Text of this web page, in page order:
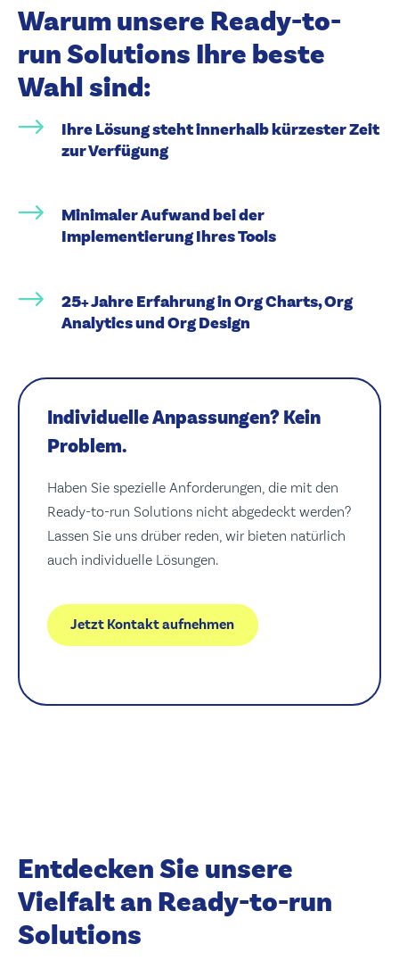
Warum unsere Ready-to-
run Solutions Ihre beste
Wahl sind:
Ihre Lösung steht innerhalb kürzester Zeit
zur Verfügung
Minimaler Aufwand bei der
Implementierung Ihres Tools
25+ Jahre Erfahrung in Org Charts, Org
Analytics und Org Design
Individuelle Anpassungen? Kein
Problem.
Haben Sie spezielle Anforderungen, die mit den
Ready-to-run Solutions nicht abgedeckt werden?
Lassen Sie uns drüber reden, wir bieten natürlich
auch individuelle Lösungen.
Jetzt Kontakt aufnehmen
Entdecken Sie unsere
Vielfalt an Ready-to-run
Solutions